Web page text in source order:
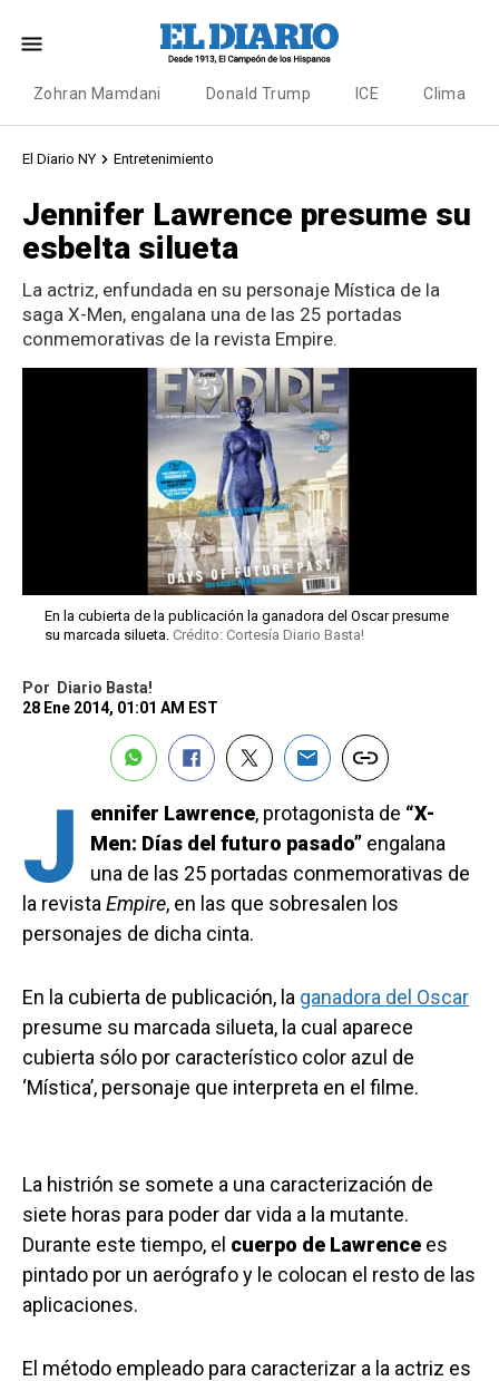
Zohran Mamdani Donald Trump ICE Clima
El Diario NY Entretenimiento
Jennifer Lawrence presume su
esbelta silueta
La actriz, enfundada en su personaje Mística de la
saga X-Men, engalana una de las 25 portadas
conmemorativas de la revista Empire.
En la cubierta de la publicación la ganadora del Oscar presume
su marcada silueta. Crédito: Cortesía Diario Basta!
Por
Diario Basta!
28 Ene 2014, 01:01 AM EST
J ennifer Lawrence, protagonista de “X-
Men: Días del futuro pasado” engalana
una de las 25 portadas conmemorativas de
la revista Empire, en las que sobresalen los
personajes de dicha cinta.
En la cubierta de publicación, la ganadora del Oscar
presume su marcada silueta, la cual aparece
cubierta sólo por característico color azul de
‘Mística’, personaje que interpreta en el filme.
La histrión se somete a una caracterización de
siete horas para poder dar vida a la mutante.
Durante este tiempo, el cuerpo de Lawrence es
pintado por un aerógrafo y le colocan el resto de las
aplicaciones.
El método empleado para caracterizar a la actriz es